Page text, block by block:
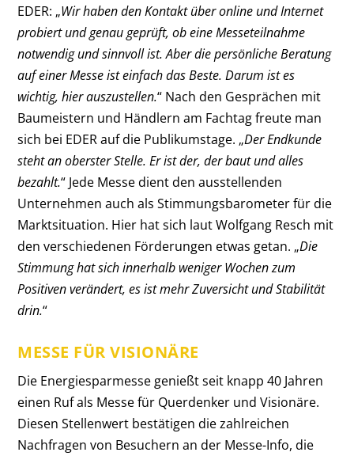
EDER: „Wir haben den Kontakt über online und Internet
probiert und genau geprüft, ob eine Messeteilnahme
notwendig und sinnvoll ist. Aber die persönliche Beratung
auf einer Messe ist einfach das Beste. Darum ist es
wichtig, hier auszustellen.“ Nach den Gesprächen mit
Baumeistern und Händlern am Fachtag freute man
sich bei EDER auf die Publikumstage. „Der Endkunde
steht an oberster Stelle. Er ist der, der baut und alles
bezahlt.“ Jede Messe dient den ausstellenden
Unternehmen auch als Stimmungsbarometer für die
Marktsituation. Hier hat sich laut Wolfgang Resch mit
den verschiedenen Förderungen etwas getan. „Die
Stimmung hat sich innerhalb weniger Wochen zum
Positiven verändert, es ist mehr Zuversicht und Stabilität
drin.“
MESSE FÜR VISIONÄRE
Die Energiesparmesse genießt seit knapp 40 Jahren
einen Ruf als Messe für Querdenker und Visionäre.
Diesen Stellenwert bestätigen die zahlreichen
Nachfragen von Besuchern an der Messe-Info, die